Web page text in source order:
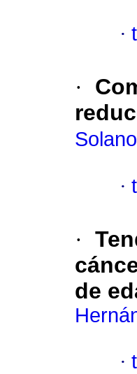
·
·
·
·
de
·